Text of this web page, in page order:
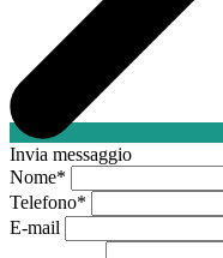
Invia messaggio
Nome*
Telefono*
E-mail